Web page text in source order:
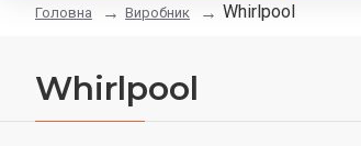
Головна Виробник Whirlpool
Whirlpool